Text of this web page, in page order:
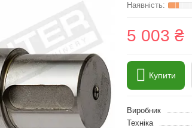
5 003 ₴
Купити
Виробник
Техніка